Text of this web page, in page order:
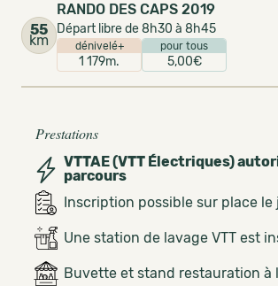
55
km
RANDO DES CAPS 2019
Départ libre de 8h30 à 8h45
dénivelé+
1 179m.
pour tous
5,00€
Prestations
VTTAE (VTT Électriques)
parcours
Inscription possible sur place le
Une station de lavage VTT est
Buvette et stand restauration à